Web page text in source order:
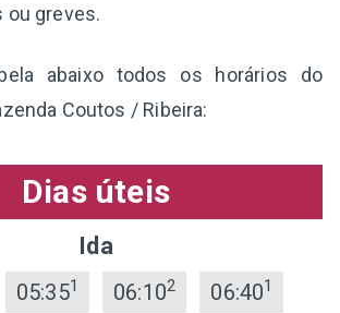
greves.
abaixo todos os horários do
Coutos / Ribeira:
Dias úteis
Ida
05:351 06:102 06:401